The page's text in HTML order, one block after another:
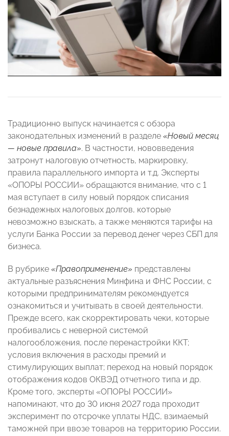
Традиционно выпуск начинается с обзора
законодательных изменений в разделе «Новый месяц
— новые правила». В частности, нововведения
затронут налоговую отчетность, маркировку,
правила параллельного импорта и т.д. Эксперты
«ОПОРЫ РОССИИ» обращаются внимание, что с 1
мая вступает в силу новый порядок списания
безнадежных налоговых долгов, которые
невозможно взыскать, а также меняются тарифы на
услуги Банка России за перевод денег через СБП для
бизнеса.
В рубрике «Правоприменение» представлены
актуальные разъяснения Минфина и ФНС России, с
которыми предпринимателям рекомендуется
ознакомиться и учитывать в своей деятельности.
Прежде всего, как скорректировать чеки, которые
пробивались с неверной системой
налогообложения, после перенастройки ККТ;
условия включения в расходы премий и
стимулирующих выплат; переход на новый порядок
отображения кодов ОКВЭД отчетного типа и др.
Кроме того, эксперты «ОПОРЫ РОССИИ»
напоминают, что до 30 июня 2027 года проходит
эксперимент по отсрочке уплаты НДС, взимаемый
таможней при ввозе товаров на территорию России.